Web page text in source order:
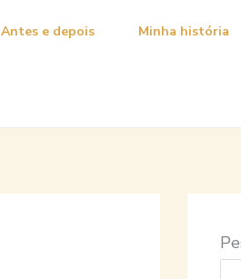
Antes e depois Minha história